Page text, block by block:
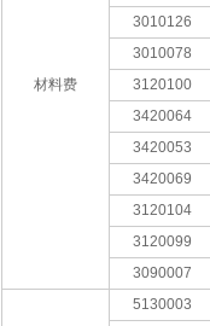
材料费
3010126
3010078
3120100
3420064
3420053
3420069
3120104
3120099
3090007
5130003